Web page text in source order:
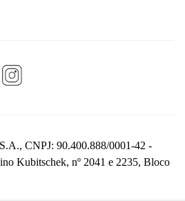
CNPJ: 90.400.888/0001-42 -
Kubitschek, nº 2041 e 2235, Bloco